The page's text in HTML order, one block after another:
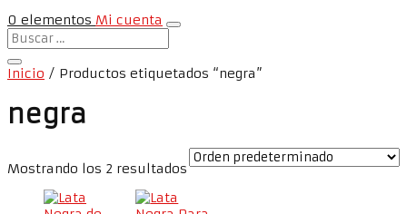
0 elementos Mi cuenta
Inicio / Productos etiquetados “negra”
negra
Mostrando los 2 resultados